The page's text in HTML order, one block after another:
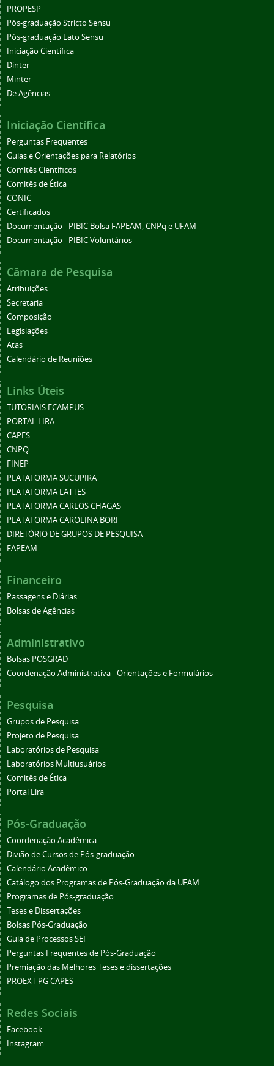
PROPESP
Pós-graduação Stricto Sensu
Pós-graduação Lato Sensu
Iniciação Científica
Dinter
Minter
De Agências
Iniciação Científica
Perguntas Frequentes
Guias e Orientações para Relatórios
Comitês Científicos
Comitês de Ética
CONIC
Certificados
Documentação - PIBIC Bolsa FAPEAM, CNPq e UFAM
Documentação - PIBIC Voluntários
Câmara de Pesquisa
Atribuições
Secretaria
Composição
Legislações
Atas
Calendário de Reuniões
Links Úteis
TUTORIAIS ECAMPUS
PORTAL LIRA
CAPES
CNPQ
FINEP
PLATAFORMA SUCUPIRA
PLATAFORMA LATTES
PLATAFORMA CARLOS CHAGAS
PLATAFORMA CAROLINA BORI
DIRETÓRIO DE GRUPOS DE PESQUISA
FAPEAM
Financeiro
Passagens e Diárias
Bolsas de Agências
Administrativo
Bolsas POSGRAD
Coordenação Administrativa - Orientações e Formulários
Pesquisa
Grupos de Pesquisa
Projeto de Pesquisa
Laboratórios de Pesquisa
Laboratórios Multiusuários
Comitês de Ética
Portal Lira
Pós-Graduação
Coordenação Acadêmica
Divião de Cursos de Pós-graduação
Calendário Acadêmico
Catálogo dos Programas de Pós-Graduação da UFAM
Programas de Pós-graduação
Teses e Dissertações
Bolsas Pós-Graduação
Guia de Processos SEI
Perguntas Frequentes de Pós-Graduação
Premiação das Melhores Teses e dissertações
PROEXT PG CAPES
Redes Sociais
Facebook
Instagram